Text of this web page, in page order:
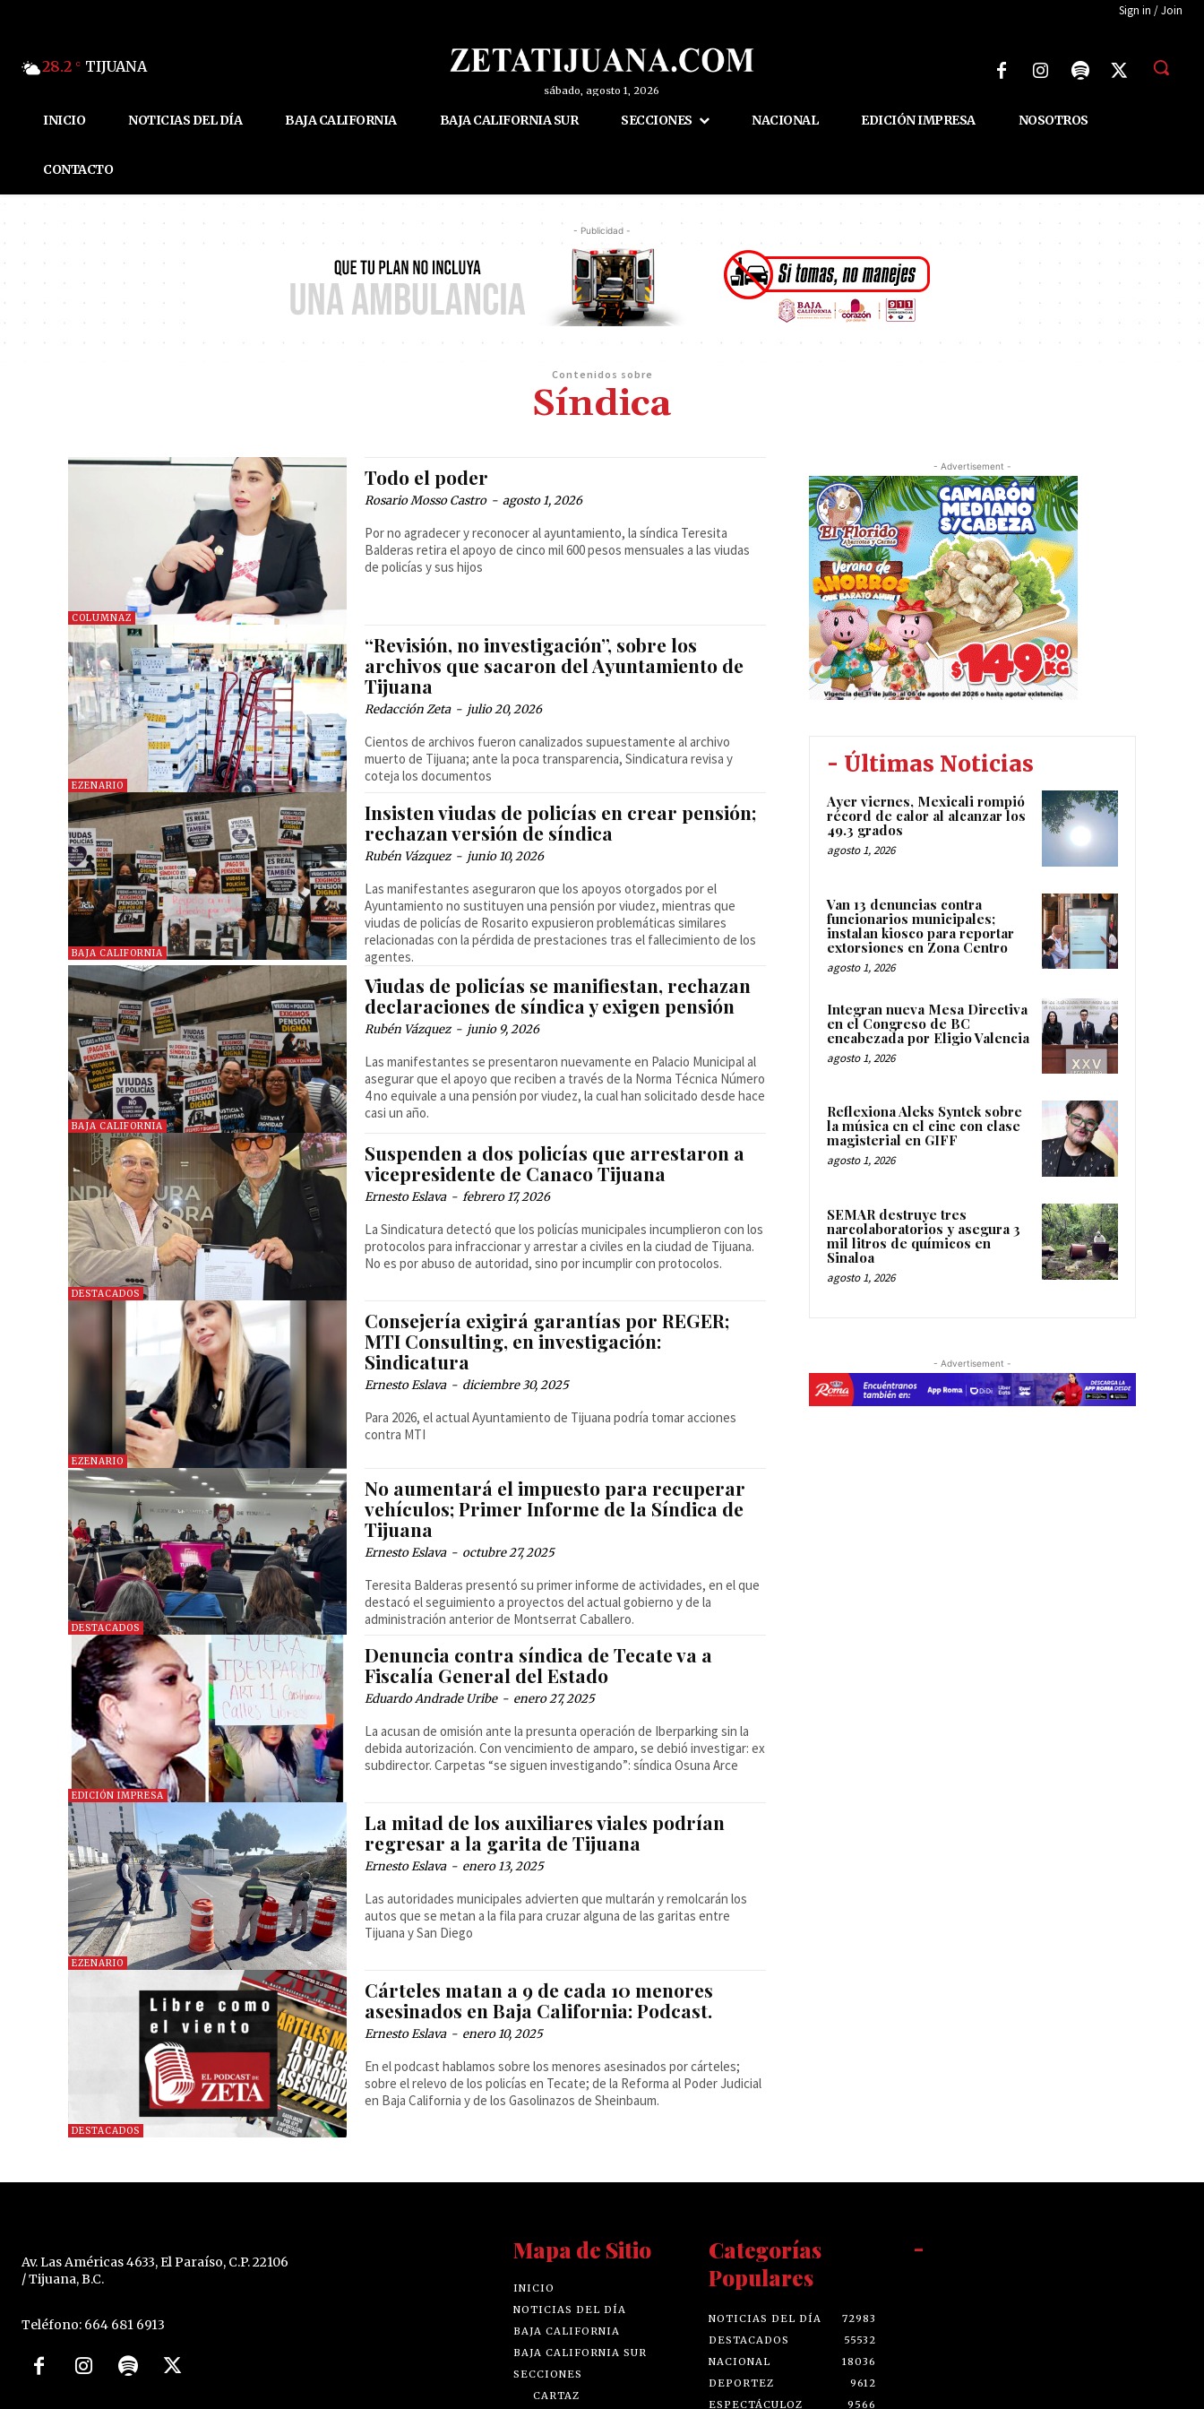
Sign in / Join
28.2 C TIJUANA
sábado, agosto 1, 2026
INICIO NOTICIAS DEL DÍA BAJA CALIFORNIA BAJA CALIFORNIA SUR SECCIONES NACIONAL EDICIÓN IMPRESA NOSOTROS
CONTACTO
- Publicidad -
Contenidos sobre
Síndica
COLUMNAZ
Todo el poder
Rosario Mosso Castro - agosto 1, 2026
Por no agradecer y reconocer al ayuntamiento, la síndica Teresita
Balderas retira el apoyo de cinco mil 600 pesos mensuales a las viudas
de policías y sus hijos
EZENARIO
“Revisión, no investigación”, sobre los
archivos que sacaron del Ayuntamiento de
Tijuana
Redacción Zeta - julio 20, 2026
Cientos de archivos fueron canalizados supuestamente al archivo
muerto de Tijuana; ante la poca transparencia, Sindicatura revisa y
coteja los documentos
BAJA CALIFORNIA
Insisten viudas de policías en crear pensión;
rechazan versión de síndica
Rubén Vázquez - junio 10, 2026
Las manifestantes aseguraron que los apoyos otorgados por el
Ayuntamiento no sustituyen una pensión por viudez, mientras que
viudas de policías de Rosarito expusieron problemáticas similares
relacionadas con la pérdida de prestaciones tras el fallecimiento de los
agentes.
BAJA CALIFORNIA
Viudas de policías se manifiestan, rechazan
declaraciones de síndica y exigen pensión
Rubén Vázquez - junio 9, 2026
Las manifestantes se presentaron nuevamente en Palacio Municipal al
asegurar que el apoyo que reciben a través de la Norma Técnica Número
4 no equivale a una pensión por viudez, la cual han solicitado desde hace
casi un año.
DESTACADOS
Suspenden a dos policías que arrestaron a
vicepresidente de Canaco Tijuana
Ernesto Eslava - febrero 17, 2026
La Sindicatura detectó que los policías municipales incumplieron con los
protocolos para infraccionar y arrestar a civiles en la ciudad de Tijuana.
No es por abuso de autoridad, sino por incumplir con protocolos.
EZENARIO
Consejería exigirá garantías por REGER;
MTI Consulting, en investigación:
Sindicatura
Ernesto Eslava - diciembre 30, 2025
Para 2026, el actual Ayuntamiento de Tijuana podría tomar acciones
contra MTI
DESTACADOS
No aumentará el impuesto para recuperar
vehículos; Primer Informe de la Síndica de
Tijuana
Ernesto Eslava - octubre 27, 2025
Teresita Balderas presentó su primer informe de actividades, en el que
destacó el seguimiento a proyectos del actual gobierno y de la
administración anterior de Montserrat Caballero.
EDICIÓN IMPRESA
Denuncia contra síndica de Tecate va a
Fiscalía General del Estado
Eduardo Andrade Uribe - enero 27, 2025
La acusan de omisión ante la presunta operación de Iberparking sin la
debida autorización. Con vencimiento de amparo, se debió investigar: ex
subdirector. Carpetas “se siguen investigando”: síndica Osuna Arce
EZENARIO
La mitad de los auxiliares viales podrían
regresar a la garita de Tijuana
Ernesto Eslava - enero 13, 2025
Las autoridades municipales advierten que multarán y remolcarán los
autos que se metan a la fila para cruzar alguna de las garitas entre
Tijuana y San Diego
DESTACADOS
Cárteles matan a 9 de cada 10 menores
asesinados en Baja California: Podcast.
Ernesto Eslava - enero 10, 2025
En el podcast hablamos sobre los menores asesinados por cárteles;
sobre el relevo de los policías en Tecate; de la Reforma al Poder Judicial
en Baja California y de los Gasolinazos de Sheinbaum.
- Advertisement -
- Últimas Noticias
Ayer viernes, Mexicali rompió
récord de calor al alcanzar los
49.3 grados
agosto 1, 2026
Van 13 denuncias contra
funcionarios municipales;
instalan kiosco para reportar
extorsiones en Zona Centro
agosto 1, 2026
Integran nueva Mesa Directiva
en el Congreso de BC
encabezada por Eligio Valencia
agosto 1, 2026
Reflexiona Aleks Syntek sobre
la música en el cine con clase
magisterial en GIFF
agosto 1, 2026
SEMAR destruye tres
narcolaboratorios y asegura 3
mil litros de químicos en
Sinaloa
agosto 1, 2026
- Advertisement -
Av. Las Américas 4633, El Paraíso, C.P. 22106
/ Tijuana, B.C.
Teléfono: 664 681 6913
Mapa de Sitio
INICIO
NOTICIAS DEL DÍA
BAJA CALIFORNIA
BAJA CALIFORNIA SUR
SECCIONES
CARTAZ
Categorías
Populares
NOTICIAS DEL DÍA
72983
DESTACADOS
55532
NACIONAL
18036
DEPORTEZ
9612
ESPECTÁCULOZ
9566
-